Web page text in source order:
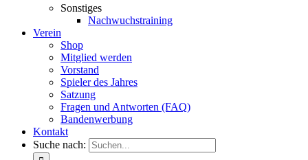
Sonstiges
Nachwuchstraining
Verein
Shop
Mitglied werden
Vorstand
Spieler des Jahres
Satzung
Fragen und Antworten (FAQ)
Bandenwerbung
Kontakt
Suche nach: